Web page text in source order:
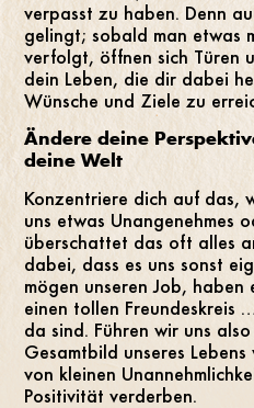
verpasst zu haben. Denn
gelingt; sobald man etwas
verfolgt, öffnen sich Türen
dein Leben, die dir dabei
Wünsche und Ziele zu
Ändere deine
deine Welt
Konzentriere dich auf das,
uns etwas Unangenehmes
überschattet das oft alles
dabei, dass es uns sonst
mögen unseren Job,
einen tollen Freundeskreis
da sind. Führen wir uns
Gesamtbild unseres
von kleinen
Positivität verderben.